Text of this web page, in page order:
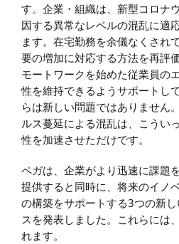
す。企業・組織は、新型コロナ
因する異常なレベルの混乱に適
ます。在宅勤務を余儀なくされ
要の増加に対応する方法を再評
モートワークを始めた従業員の
性を維持できるようサポートし
らは新しい問題ではありません
ルス蔓延による混乱は、こうい
性を加速させただけです。
ペガは、企業がより迅速に課題
提供すると同時に、将来のイノ
の構築をサポートする3つの新
スを発表しました。これらには
れます。